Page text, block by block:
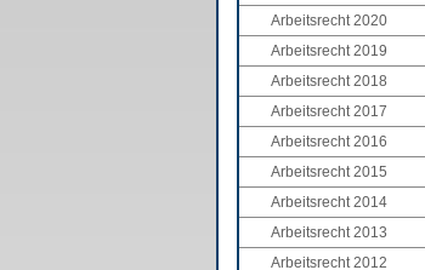
Arbeitsrecht 2020
Arbeitsrecht 2019
Arbeitsrecht 2018
Arbeitsrecht 2017
Arbeitsrecht 2016
Arbeitsrecht 2015
Arbeitsrecht 2014
Arbeitsrecht 2013
Arbeitsrecht 2012